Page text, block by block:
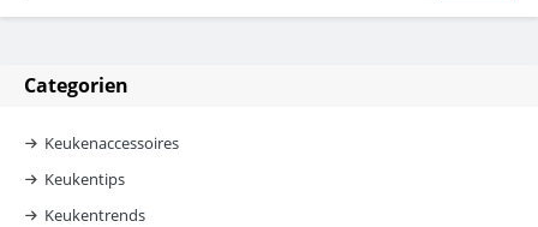
Categorien
Keukenaccessoires
Keukentips
Keukentrends